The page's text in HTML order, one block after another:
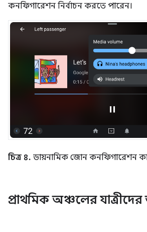
কনফিগারেশন নির্বাচন করতে পারেন।
চিত্র ৪. ডায়নামিক জোন কনফিগারেশন
প্রাথমিক অঞ্চলের